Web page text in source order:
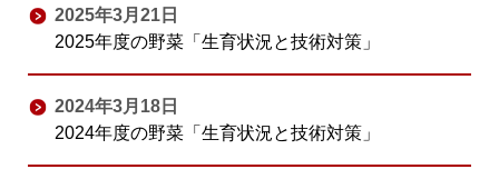
2025年3月21日
2025年度の野菜「生育状況と技術対策」
2024年3月18日
2024年度の野菜「生育状況と技術対策」